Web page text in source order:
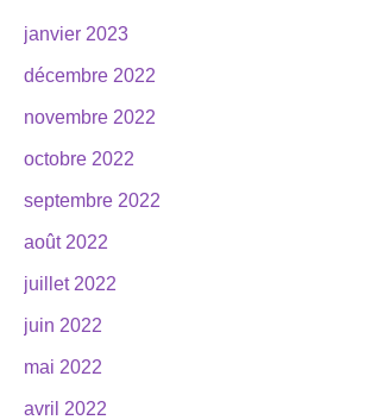
janvier 2023
décembre 2022
novembre 2022
octobre 2022
septembre 2022
août 2022
juillet 2022
juin 2022
mai 2022
avril 2022